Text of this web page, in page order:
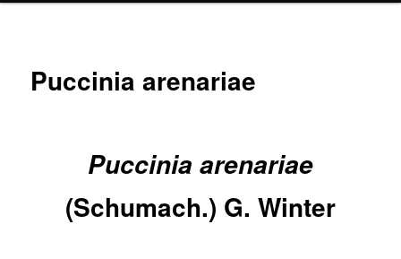
Puccinia arenariae
Puccinia arenariae
(Schumach.) G. Winter